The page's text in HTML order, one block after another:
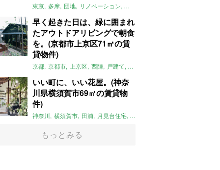
東京 多摩 団地 リノベーション 庭
早く起きた日は、緑に囲まれ
たアウトドアリビングで朝食
を。(京都市上京区71㎡の賃
貸物件)
京都 京都市 上京区 西陣 戸建て 平屋
いい町に、いい花屋。(神奈
川県横須賀市69㎡の賃貸物
件)
神奈川 横須賀市 田浦 月見台住宅 一軒家
もっとみる